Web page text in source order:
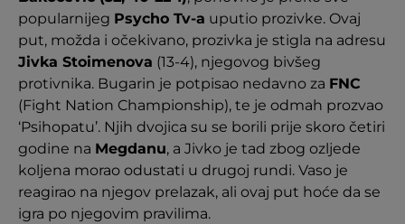
popularnijeg Psycho Tv-a uputio prozivke. Ovaj
put, možda i očekivano, prozivka je stigla na adresu
Jivka Stoimenova (13-4), njegovog bivšeg
protivnika. Bugarin je potpisao nedavno za FNC
(Fight Nation Championship), te je odmah prozvao
‘Psihopatu’. Njih dvojica su se borili prije skoro četiri
godine na Megdanu, a Jivko je tad zbog ozljede
koljena morao odustati u drugoj rundi. Vaso je
reagirao na njegov prelazak, ali ovaj put hoće da se
igra po njegovim pravilima.